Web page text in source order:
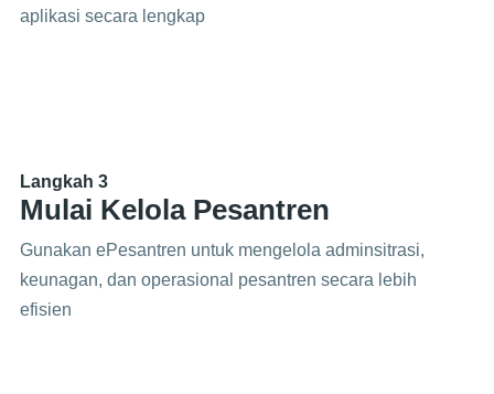
aplikasi secara lengkap
Langkah 3
Mulai Kelola Pesantren
Gunakan ePesantren untuk mengelola adminsitrasi,
keunagan, dan operasional pesantren secara lebih
efisien